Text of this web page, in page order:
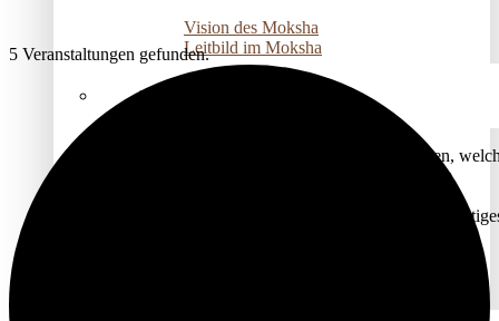
Vision des Moksha
Leitbild im Moksha
MENSCHEN VOR ORT
Die Vielfalt an qualifizierten Anbieter*innen,
sich regelmäßig fortbilden, vernetzen und im
ermöglicht ein reichhaltiges, qualitativ
Begleitungs-, Präventions­- und Seminarangebot.
5 Veranstaltungen gefunden.